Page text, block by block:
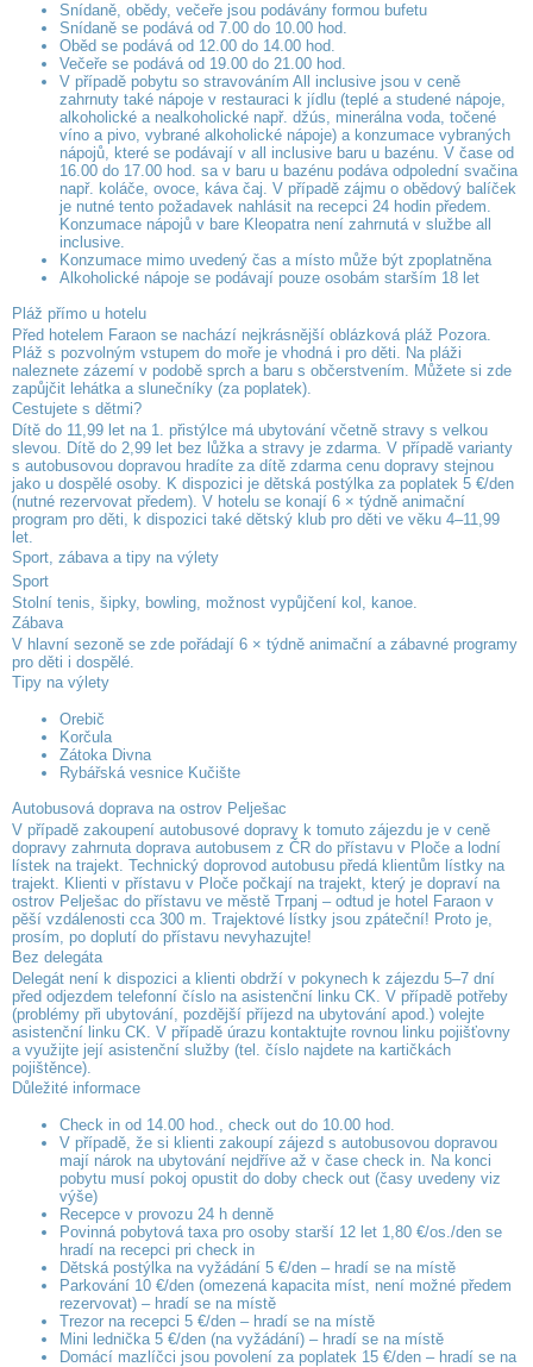
Snídaně, obědy, večeře jsou podávány formou bufetu
Snídaně se podává od 7.00 do 10.00 hod.
Oběd se podává od 12.00 do 14.00 hod.
Večeře se podává od 19.00 do 21.00 hod.
V případě pobytu so stravováním All inclusive jsou v ceně
zahrnuty také nápoje v restauraci k jídlu (teplé a studené nápoje,
alkoholické a nealkoholické např. džús, minerálna voda, točené
víno a pivo, vybrané alkoholické nápoje) a konzumace vybraných
nápojů, které se podávají v all inclusive baru u bazénu. V čase od
16.00 do 17.00 hod. sa v baru u bazénu podáva odpolední svačina
např. koláče, ovoce, káva čaj. V případě zájmu o obědový balíček
je nutné tento požadavek nahlásit na recepci 24 hodin předem.
Konzumace nápojů v bare Kleopatra není zahrnutá v službe all
inclusive.
Konzumace mimo uvedený čas a místo může být zpoplatněna
Alkoholické nápoje se podávají pouze osobám starším 18 let
Pláž přímo u hotelu
Před hotelem Faraon se nachází nejkrásnější oblázková pláž Pozora.
Pláž s pozvolným vstupem do moře je vhodná i pro děti. Na pláži
naleznete zázemí v podobě sprch a baru s občerstvením. Můžete si zde
zapůjčit lehátka a slunečníky (za poplatek).
Cestujete s dětmi?
Dítě do 11,99 let na 1. přistýlce má ubytování včetně stravy s velkou
slevou. Dítě do 2,99 let bez lůžka a stravy je zdarma. V případě varianty
s autobusovou dopravou hradíte za dítě zdarma cenu dopravy stejnou
jako u dospělé osoby. K dispozici je dětská postýlka za poplatek 5 €/den
(nutné rezervovat předem). V hotelu se konají 6 × týdně animační
program pro děti, k dispozici také dětský klub pro děti ve věku 4–11,99
let.
Sport, zábava a tipy na výlety
Sport
Stolní tenis, šipky, bowling, možnost vypůjčení kol, kanoe.
Zábava
V hlavní sezoně se zde pořádají 6 × týdně animační a zábavné programy
pro děti i dospělé.
Tipy na výlety
Orebič
Korčula
Zátoka Divna
Rybářská vesnice Kučište
Autobusová doprava na ostrov Pelješac
V případě zakoupení autobusové dopravy k tomuto zájezdu je v ceně
dopravy zahrnuta doprava autobusem z ČR do přístavu v Ploče a lodní
lístek na trajekt. Technický doprovod autobusu předá klientům lístky na
trajekt. Klienti v přístavu v Ploče počkají na trajekt, který je dopraví na
ostrov Pelješac do přístavu ve městě Trpanj – odtud je hotel Faraon v
pěší vzdálenosti cca 300 m. Trajektové lístky jsou zpáteční! Proto je,
prosím, po doplutí do přístavu nevyhazujte!
Bez delegáta
Delegát není k dispozici a klienti obdrží v pokynech k zájezdu 5–7 dní
před odjezdem telefonní číslo na asistenční linku CK. V případě potřeby
(problémy při ubytování, pozdější příjezd na ubytování apod.) volejte
asistenční linku CK. V případě úrazu kontaktujte rovnou linku pojišťovny
a využijte její asistenční služby (tel. číslo najdete na kartičkách
pojištěnce).
Důležité informace
Check in od 14.00 hod., check out do 10.00 hod.
V případě, že si klienti zakoupí zájezd s autobusovou dopravou
mají nárok na ubytování nejdříve až v čase check in. Na konci
pobytu musí pokoj opustit do doby check out (časy uvedeny viz
výše)
Recepce v provozu 24 h denně
Povinná pobytová taxa pro osoby starší 12 let 1,80 €/os./den se
hradí na recepci pri check in
Dětská postýlka na vyžádání 5 €/den – hradí se na místě
Parkování 10 €/den (omezená kapacita míst, není možné předem
rezervovat) – hradí se na místě
Trezor na recepci 5 €/den – hradí se na místě
Mini lednička 5 €/den (na vyžádání) – hradí se na místě
Domácí mazlíčci jsou povolení za poplatek 15 €/den – hradí se na